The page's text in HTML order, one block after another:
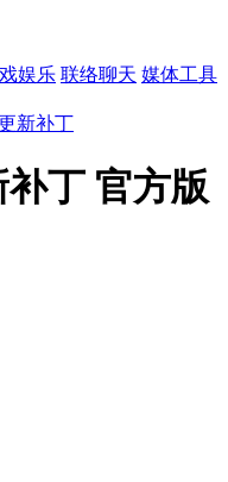
娱乐 联络聊天 媒体工具
新补丁
补丁 官方版